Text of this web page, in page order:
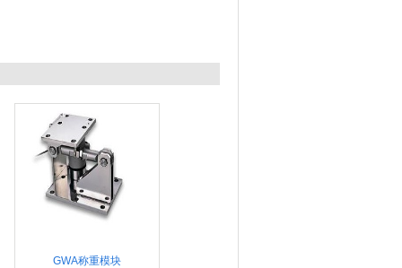
GWA称重模块